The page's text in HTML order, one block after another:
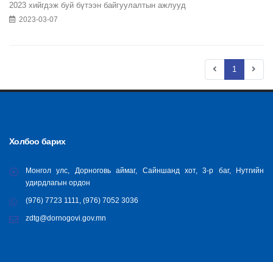
2023 хийгдэж буй бүтээн байгуулалтын ажлууд
2023-03-07
1
Холбоо барих
Монгол улс, Дорноговь аймаг, Сайншанд хот, 3-р баг, Нутгийн
удирдлагын ордон
(976) 7723 1111, (976) 7052 3036
zdtg@dornogovi.gov.mn